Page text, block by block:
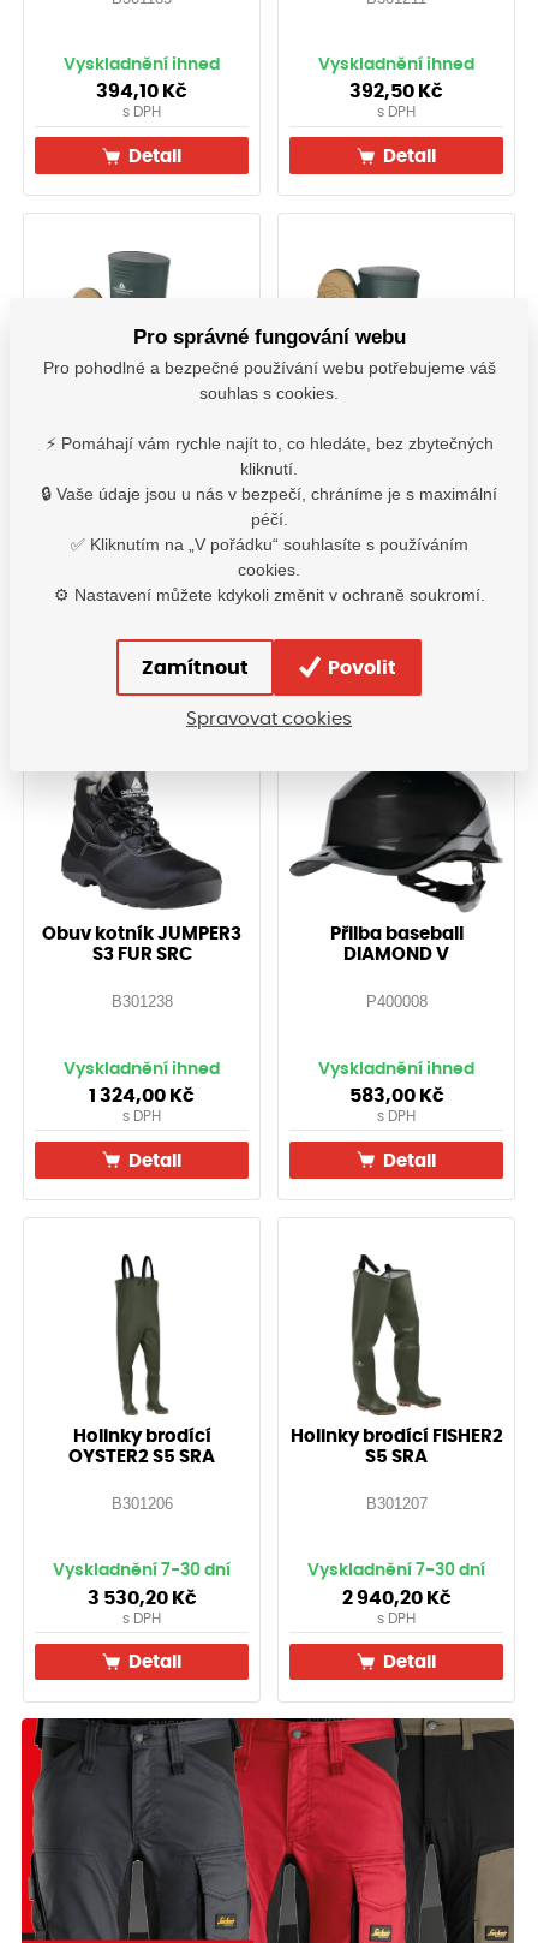
Vyskladnění ihned
394,10 Kč
s DPH
Detail
Vyskladnění ihned
392,50 Kč
s DPH
Detail
SRA
B301212
440,80Kč
Detail
GROUNDMC OB SRA
B301213
374,00Kč
Detail
Obuv kotník JUMPER3
S3 FUR SRC
B301238
Vyskladnění ihned
1 324,00 Kč
s DPH
Detail
Přilba baseball
DIAMOND V
P400008
Vyskladnění ihned
583,00 Kč
s DPH
Detail
Holinky brodící
OYSTER2 S5 SRA
B301206
Vyskladnění 7-30 dní
3 530,20 Kč
s DPH
Detail
Holinky brodící FISHER2
S5 SRA
B301207
Vyskladnění 7-30 dní
2 940,20 Kč
s DPH
Detail
Pro správné fungování webu
Pro pohodlné a bezpečné používání webu potřebujeme váš
souhlas s cookies.
⚡ Pomáhají vám rychle najít to, co hledáte, bez zbytečných
kliknutí.
🔒 Vaše údaje jsou u nás v bezpečí, chráníme je s maximální
péčí.
✅ Kliknutím na „V pořádku“ souhlasíte s používáním
cookies.
⚙️ Nastavení můžete kdykoli změnit v ochraně soukromí.
Zamítnout Povolit
Spravovat cookies